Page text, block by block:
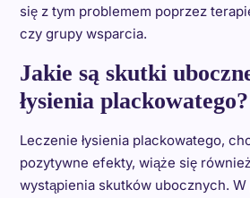
się z tym problemem poprzez
czy grupy wsparcia.
Jakie są skutki
łysienia plackowatego?
Leczenie łysienia plackowatego,
pozytywne efekty, wiąże się
wystąpienia skutków ubocznych. W